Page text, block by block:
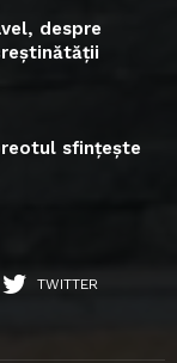
despre
sfințește
TWITTER